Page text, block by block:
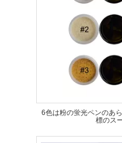
6色は粉の蛍光ペンのあ
標のス